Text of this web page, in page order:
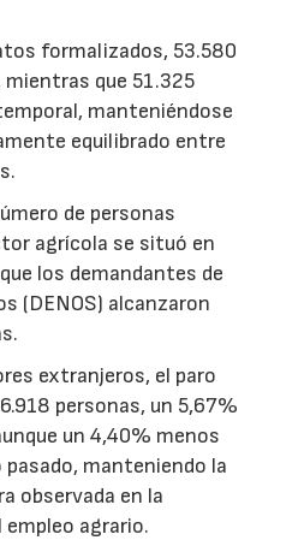
formalizados, 53.580
que 51.325
manteniéndose
equilibrado entre
de personas
agrícola se situó en
los demandantes de
(DENOS) alcanzaron
extranjeros, el paro
personas, un 5,67%
un 4,40% menos
pasado, manteniendo la
observada en la
empleo agrario.